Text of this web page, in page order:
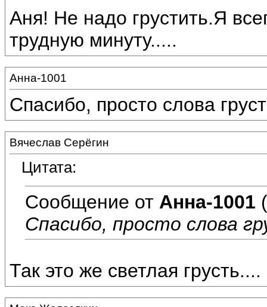
Аня! Не надо грустить.Я
трудную минуту.....
Анна-1001
Спасибо, просто слова
Вячеслав Серёгин
Цитата:
Сообщение от Анна-1001
Спасибо, просто слова
Так это же светлая грусть....